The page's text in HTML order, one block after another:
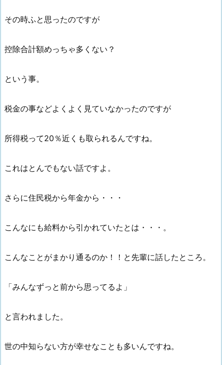
その時ふと思ったのですが
控除合計額めっちゃ多くない？
という事。
税金の事などよくよく見ていなかったのですが
所得税って20％近くも取られるんですね。
これはとんでもない話ですよ。
さらに住民税から年金から・・・
こんなにも給料から引かれていたとは・・・。
こんなことがまかり通るのか！！と先輩に話したところ。
「みんなずっと前から思ってるよ」
と言われました。
世の中知らない方が幸せなことも多いんですね。